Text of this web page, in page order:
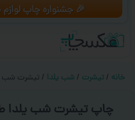
🎉 جشنواره چاپ
خانه / تیشرت / شب یلدا / تیشرت شب
چاپ تیشرت شب یلدا طرح ‘